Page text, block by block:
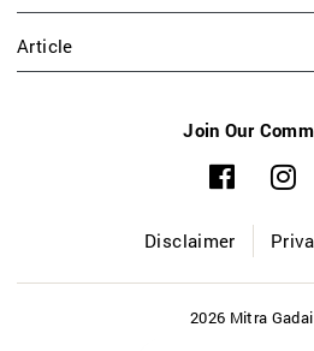
Article
Join Our
Disclaimer
2026 Mitra